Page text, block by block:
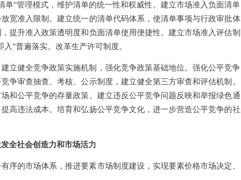
单”管理模式，维护清单的统一性和权威性。建立市场准入负面清单
宽准入限制。建立统一的清单代码体系，使清单事项与行政审批体
提升准入政策透明度和负面清单使用便捷性。建立市场准入评估制
”普遍落实。改革生产许可制度。
立健全竞争政策实施机制，强化竞争政策基础地位。强化公平竞争
争审查抽查、考核、公示制度，建立健全第三方审查和评估机制。
和公平竞争的存量政策。建立违反公平竞争问题反映和举报绿色通
高违法成本。培育和弘扬公平竞争文化，进一步营造公平竞争的社
全社会创造力和市场活力
序的市场体系，推进要素市场制度建设，实现要素价格市场决定、